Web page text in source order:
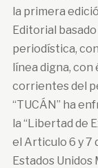
la primera
Editorial
periodística,
línea digna,
corrientes del
“TUCÁN” ha
la “Libertad de
el Articulo 6 y 7
Estados